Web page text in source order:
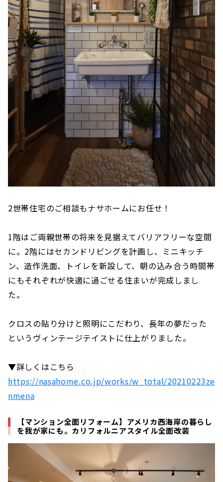
2世帯住宅のご相談もナサホームにお任せ！
1階はご両親世帯の将来を見据えてバリアフリーな空間
に。2階にはセカンドリビングを計画し、ミニキッチ
ン、造作洗面、トイレを新設して、朝の込み合う時間帯
にもそれぞれが快適に過ごせる住まいが完成しまし
た。
クロスの貼り分けと照明にこだわり、長年の夢だった
というヴィンテージテイストに仕上がりました。
▼詳しくはこちら
https://nasahome.co.jp/works/w_total/20210223ze
nmena
【マンション全面リフォーム】アメリカ西海岸の暮らし
を我が家にも。カリフォルニアスタイル全面改装